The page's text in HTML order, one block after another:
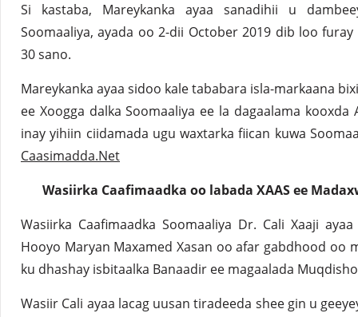
Si kastaba, Mareykanka ayaa sanadihii u
Soomaaliya, ayada oo 2-dii October 2019 dib loo
30 sano.
Mareykanka ayaa sidoo kale tababara isla-markaana
ee Xoogga dalka Soomaaliya ee la dagaalama kooxda
inay yihiin ciidamada ugu waxtarka fiican kuwa
Caasimadda.Net
Wasiirka Caafimaadka oo labada XAAS ee
Wasiirka Caafimaadka Soomaaliya Dr. Cali Xaaji
Hooyo Maryan Maxamed Xasan oo afar gabdhood oo
ku dhashay isbitaalka Banaadir ee magaalada
Wasiir Cali ayaa lacag uusan tiradeeda shee gin u